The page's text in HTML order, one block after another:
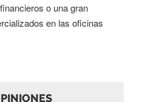
o una gran
en las oficinas